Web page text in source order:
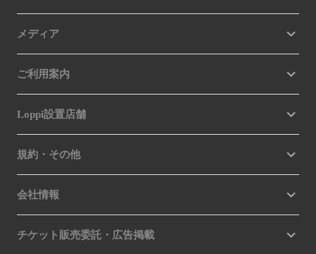
メディア
ご利用案内
Loppi設置店舗
規約・その他
会社情報
チケット販売委託・広告掲載